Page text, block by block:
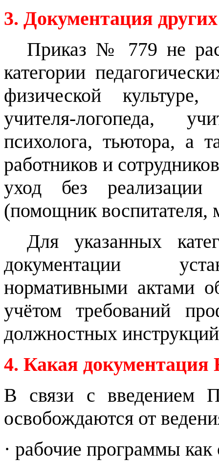
3. Документация
Приказ № 779 не
категории
физической культуре,
учителя-логопеда,
психолога, тьютора, а
работников и
уход без реализации
(помощник воспитателя,
Для указанных
документации
нормативными актами
учётом требований
должностных
4. Какая
В связи с введением
освобождаются от
· рабочие программы